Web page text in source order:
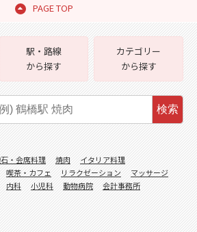
PAGE TOP
駅・路線
から探す
カテゴリー
から探す
検索
・会席料理 焼肉
イタリア料理
喫茶・カフェ リラクゼーション
マッサージ
内科 小児科 動物病院
会計事務所